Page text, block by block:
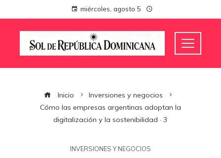
miércoles, agosto 5
Inicio
Inversiones y negocios
Cómo las empresas argentinas adoptan la
digitalización y la sostenibilidad · 3
INVERSIONES Y NEGOCIOS